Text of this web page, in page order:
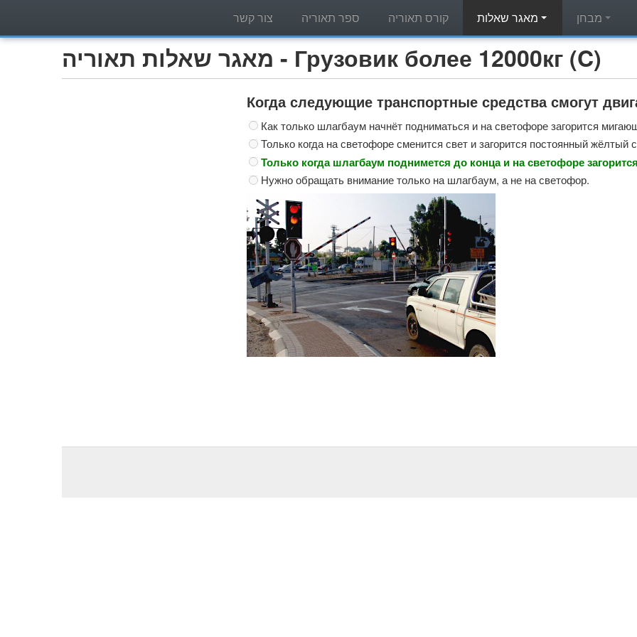
קורס תאוריה ספר תאוריה צור קשר
מאגר שאלות תאוריה - Грузовик более 12000кг (C)
Когда следующие транспортные средства смогут
Как только шлагбаум начнёт подниматься и на светофоре загорится
Только когда на светофоре сменится свет и загорится постоянный жёлтый
Только когда шлагбаум поднимется до конца и на светофоре
Нужно обращать внимание только на шлагбаум, а не на светофор.